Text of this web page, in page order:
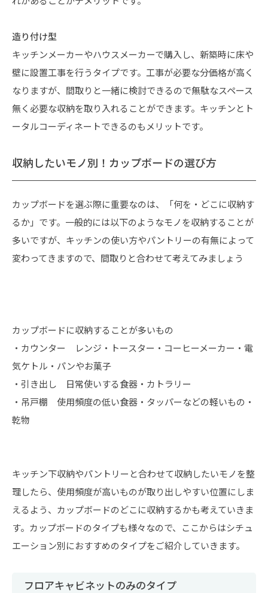
造り付け型
キッチンメーカーやハウスメーカーで購入し、新築時に床や
壁に設置工事を行うタイプです。工事が必要な分価格が高く
なりますが、間取りと一緒に検討できるので無駄なスペース
無く必要な収納を取り入れることができます。キッチンとト
ータルコーディネートできるのもメリットです。
収納したいモノ別！カップボードの選び方
カップボードを選ぶ際に重要なのは、「何を・どこに収納す
るか」です。一般的には以下のようなモノを収納することが
多いですが、キッチンの使い方やパントリーの有無によって
変わってきますので、間取りと合わせて考えてみましょう
カップボードに収納することが多いもの
・カウンター レンジ・トースター・コーヒーメーカー・電
気ケトル・パンやお菓子
・引き出し 日常使いする食器・カトラリー
・吊戸棚 使用頻度の低い食器・タッパーなどの軽いもの・
乾物
キッチン下収納やパントリーと合わせて収納したいモノを整
理したら、使用頻度が高いものが取り出しやすい位置にしま
えるよう、カップボードのどこに収納するかも考えていきま
す。カップボードのタイプも様々なので、ここからはシチュ
エーション別におすすめのタイプをご紹介していきます。
フロアキャビネットのみのタイプ